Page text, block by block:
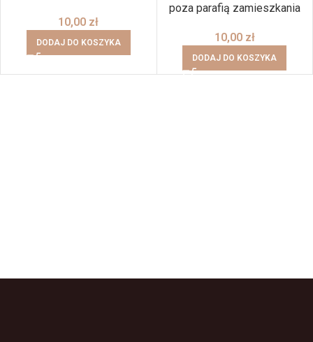
10,00 zł
DODAJ DO KOSZYKA
poza parafią zamieszkania
10,00 zł
DODAJ DO KOSZYKA